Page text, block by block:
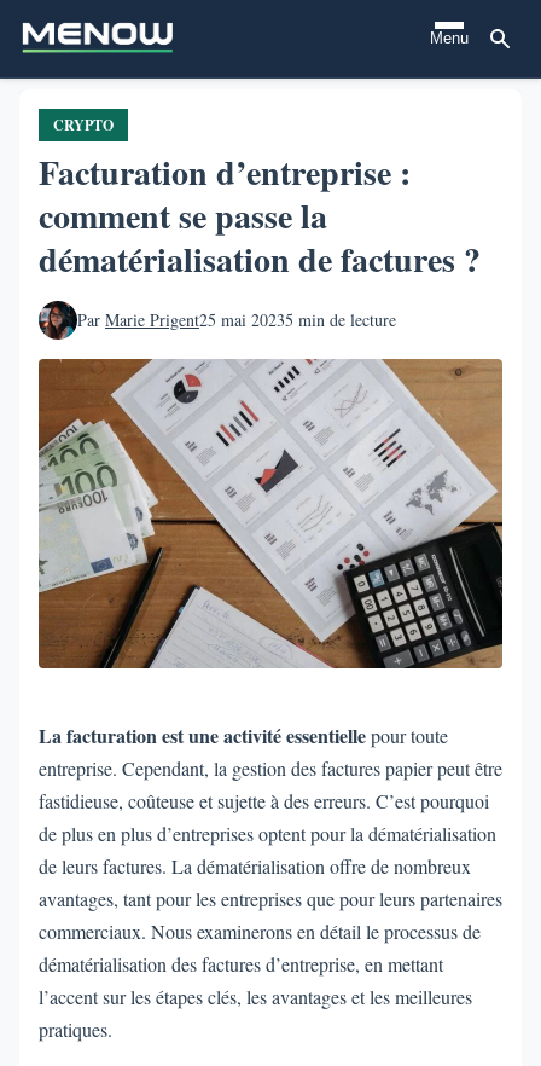
contenu
principal
Menu
CRYPTO
Facturation d’entreprise :
comment se passe la
dématérialisation de factures ?
Par Marie Prigent25 mai 20235 min de lecture
La facturation est une activité essentiellepour toute
entreprise. Cependant, la gestion des factures papier peut être
fastidieuse, coûteuse et sujette à des erreurs. C’est pourquoi
de plus en plus d’entreprises optent pour la dématérialisation
de leurs factures. La dématérialisation offre de nombreux
avantages, tant pour les entreprises que pour leurs partenaires
commerciaux. Nous examinerons en détail le processus de
dématérialisation des factures d’entreprise, en mettant
l’accent sur les étapes clés, les avantages et les meilleures
pratiques.